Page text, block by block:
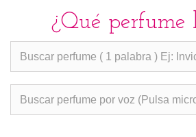
¿Qué perfume